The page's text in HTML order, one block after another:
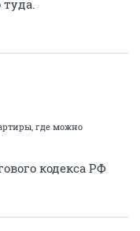
где можно
кодекса РФ